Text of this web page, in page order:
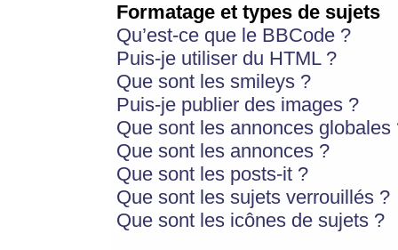
Formatage et types de sujets
Qu’est-ce que le BBCode ?
Puis-je utiliser du HTML ?
Que sont les smileys ?
Puis-je publier des images ?
Que sont les annonces globales
Que sont les annonces ?
Que sont les posts-it ?
Que sont les sujets verrouillés ?
Que sont les icônes de sujets ?